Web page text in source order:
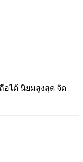
อได้ นิยมสูงสุด จัด